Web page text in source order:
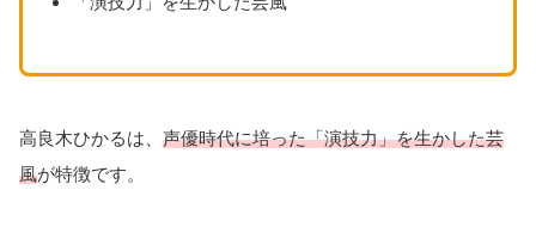
高良木ひかるは、 声優時代に培った「演技力」を生かした芸
風が特徴です。